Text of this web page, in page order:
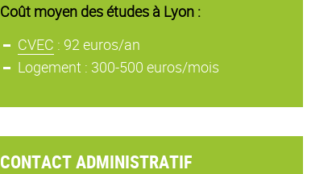
Coût moyen des études à Lyon :
CVEC : 92 euros/an
Logement : 300-500 euros/mois
CONTACT ADMINISTRATIF